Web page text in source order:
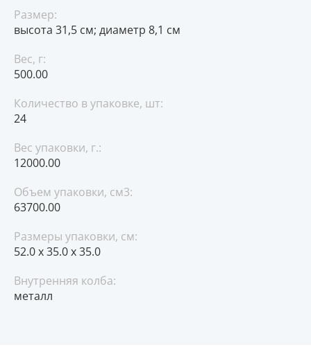
Размер:
высота 31,5 см; диаметр 8,1 см
Вес, г:
500.00
Количество в упаковке, шт:
24
Вес упаковки, г.:
12000.00
Объем упаковки, см3:
63700.00
Размеры упаковки, см:
52.0 x 35.0 x 35.0
Внутренняя колба:
металл